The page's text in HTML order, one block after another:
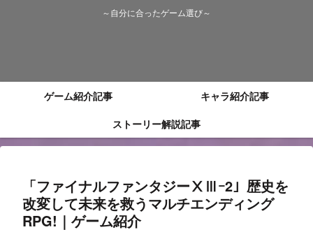
～自分に合ったゲーム選び～
ゲーム紹介記事
キャラ紹介記事
ストーリー解説記事
「ファイナルファンタジーⅩⅢｰ2」歴史を
改変して未来を救うマルチエンディング
RPG!｜ゲーム紹介